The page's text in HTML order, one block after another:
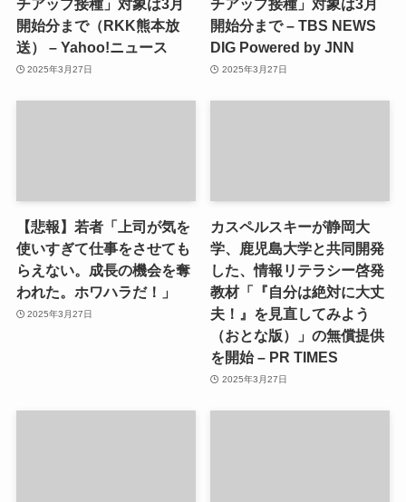
チアップ接種」対象は3月
開始分まで（RKK熊本放
送） – Yahoo!ニュース
2025年3月27日
チアップ接種」対象は3月
開始分まで – TBS NEWS
DIG Powered by JNN
2025年3月27日
【悲報】若者「上司が気を
使いすぎて仕事をさせても
らえない。成長の機会を奪
われた。ホワハラだ！」
2025年3月27日
カスペルスキーが静岡大
学、鹿児島大学と共同開発
した、情報リテラシー啓発
教材「『自分は絶対に大丈
夫！』を見直してみよう
（おとな版）」の無償提供
を開始 – PR TIMES
2025年3月27日